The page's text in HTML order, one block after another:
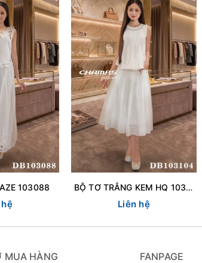
103088 BỘ TƠ TRẮNG KEM HQ 103104
Liên hệ
MUA HÀNG FANPAGE